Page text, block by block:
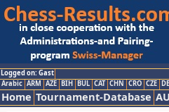
Logged on: Gast
Arabic ARM AZE BIH BUL CAT CHN CRO CZE
Home Tournament-Database